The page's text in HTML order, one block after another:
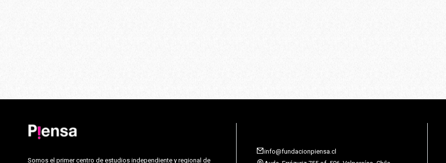
Somos el primer centro de estudios independiente y regional de
info@fundacionpiensa.cl